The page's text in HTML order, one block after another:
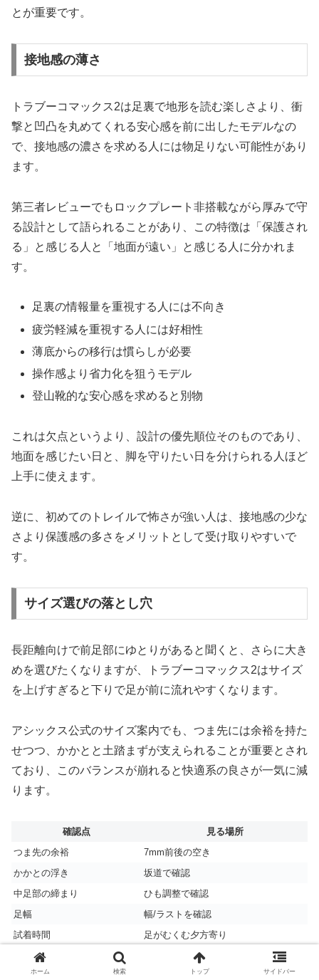
とが重要です。
接地感の薄さ
トラブーコマックス2は足裏で地形を読む楽しさより、衝
撃と凹凸を丸めてくれる安心感を前に出したモデルなの
で、接地感の濃さを求める人には物足りない可能性があり
ます。
第三者レビューでもロックプレート非搭載ながら厚みで守
る設計として語られることがあり、この特徴は「保護され
る」と感じる人と「地面が遠い」と感じる人に分かれま
す。
足裏の情報量を重視する人には不向き
疲労軽減を重視する人には好相性
薄底からの移行は慣らしが必要
操作感より省力化を狙うモデル
登山靴的な安心感を求めると別物
これは欠点というより、設計の優先順位そのものであり、
地面を感じたい日と、脚を守りたい日を分けられる人ほど
上手に使えます。
逆に、初めてのトレイルで怖さが強い人は、接地感の少な
さより保護感の多さをメリットとして受け取りやすいで
す。
サイズ選びの落とし穴
長距離向けで前足部にゆとりがあると聞くと、さらに大き
めを選びたくなりますが、トラブーコマックス2はサイズ
を上げすぎると下りで足が前に流れやすくなります。
アシックス公式のサイズ案内でも、つま先には余裕を持た
せつつ、かかとと土踏まずが支えられることが重要とされ
ており、このバランスが崩れると快適系の良さが一気に減
ります。
確認点
見る場所
つま先の余裕
7mm前後の空き
かかとの浮き
坂道で確認
中足部の締まり
ひも調整で確認
足幅
幅/ラストを確認
試着時間
足がむくむ夕方寄り
細足の人は薄手ソックス固定より、中厚ソックスやヒール
ホーム 検索 トップ サイドバー